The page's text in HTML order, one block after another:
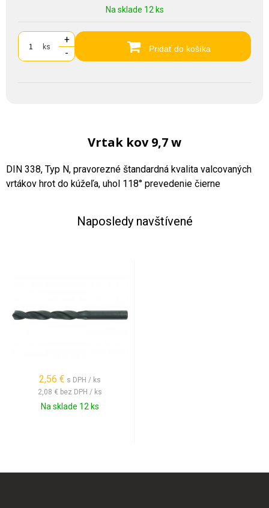
Na sklade 12 ks
ks
+
-
Pridať do košíka
Vrtak kov 9,7 w
DIN 338, Typ N, pravorezné štandardná kvalita valcovaných
vrtákov hrot do kúžeľa, uhol 118° prevedenie čierne
Naposledy navštívené
2,56 € s DPH / ks
2,08 € bez DPH / ks
Na sklade 12 ks